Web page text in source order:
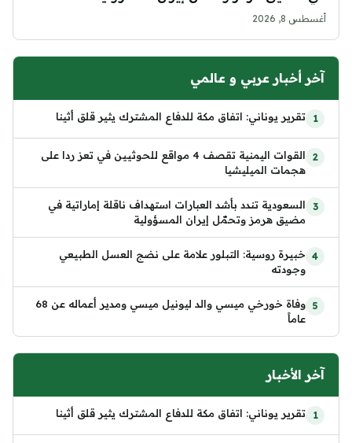
أغسطس 8, 2026
آخر أخبار عربي و عالمي
تقرير يوناني: اتفاق مكة للدفاع المشترك يثير قلق أثينا
القوات اليمنية تقصف 4 مواقع للحوثيين في تعز ردا على
هجمات الميليشيا
السعودية تندد بأشد العبارات استهداف ناقلة إماراتية في
مضيق هرمز وتحمّل إيران المسؤولية
خبيرة روسية: التبلور علامة على نضج العسل الطبيعي
وجودته
وفاة خورخي ميسي والد ليونيل ميسي ومدير أعماله عن 68
عاماً
آخر الأخبار
تقرير يوناني: اتفاق مكة للدفاع المشترك يثير قلق أثينا